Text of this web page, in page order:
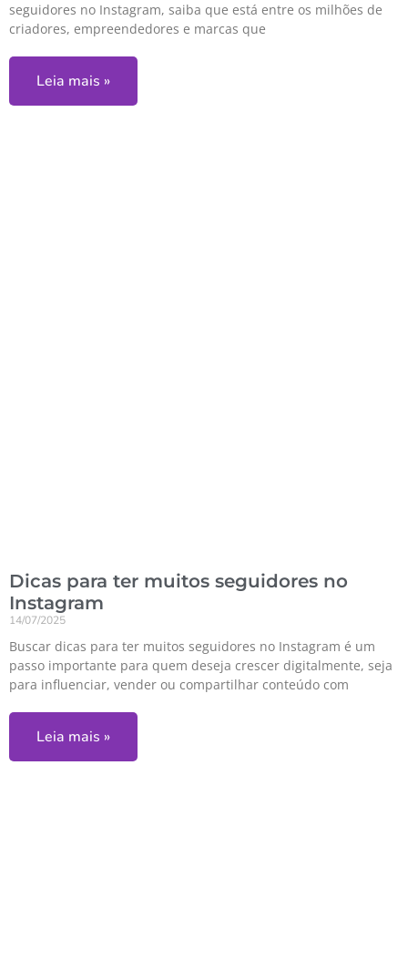
seguidores no Instagram, saiba que está entre os milhões de
criadores, empreendedores e marcas que
Leia mais »
Dicas para ter muitos seguidores no
Instagram
14/07/2025
Buscar dicas para ter muitos seguidores no Instagram é um
passo importante para quem deseja crescer digitalmente, seja
para influenciar, vender ou compartilhar conteúdo com
Leia mais »